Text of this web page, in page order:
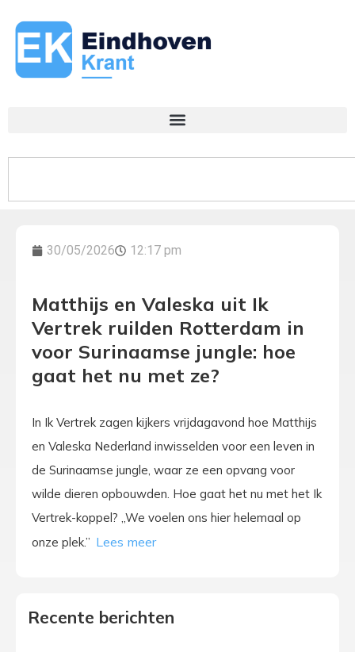
30/05/2026 12:17 pm
Matthijs en Valeska uit Ik
Vertrek ruilden Rotterdam in
voor Surinaamse jungle: hoe
gaat het nu met ze?
In Ik Vertrek zagen kijkers vrijdagavond hoe Matthijs
en Valeska Nederland inwisselden voor een leven in
de Surinaamse jungle, waar ze een opvang voor
wilde dieren opbouwden. Hoe gaat het nu met het Ik
Vertrek-koppel? „We voelen ons hier helemaal op
onze plek.”
Recente berichten